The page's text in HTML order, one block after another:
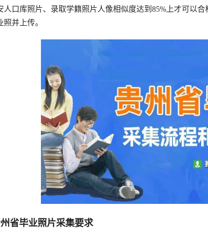
人口库照片、录取学籍照片人像相似度达到85%上才可以
照并上传。
省毕业照片采集要求